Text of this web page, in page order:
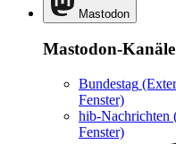
Mastodon
Mastodon-Kanäle
Bundestag
Fenster)
hib-Nachrichten
Fenster)